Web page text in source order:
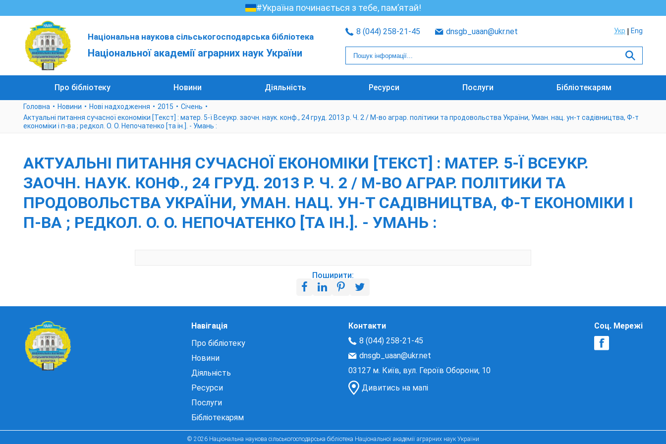
#Україна починається з тебе, пам’ятай!
Національна наукова сільськогосподарська бібліотека
Національної академії аграрних наук України
8 (044) 258-21-45 dnsgb_uaan@ukr.net Укр Eng
Про бібліотеку Новини Діяльність Ресурси Послуги Бібліотекарям
Головна Новини Нові надходження 2015
Cічень
Актуальні питання сучасної економіки [Текст] : матер. 5-ї Всеукр. заочн. наук. конф., 24 груд. 2013 р. Ч. 2 / М-во аграр. політики та продовольства України, Уман. нац. ун-т садівництва, Ф-т
економіки і п-ва ; редкол. О. О. Непочатенко [та ін.]. - Умань :
АКТУАЛЬНІ ПИТАННЯ СУЧАСНОЇ ЕКОНОМІКИ [ТЕКСТ] : МАТЕР. 5-Ї ВСЕУКР.
ЗАОЧН. НАУК. КОНФ., 24 ГРУД. 2013 Р. Ч. 2 / М-ВО АГРАР. ПОЛІТИКИ ТА
ПРОДОВОЛЬСТВА УКРАЇНИ, УМАН. НАЦ. УН-Т САДІВНИЦТВА, Ф-Т ЕКОНОМІКИ І
П-ВА ; РЕДКОЛ. О. О. НЕПОЧАТЕНКО [ТА ІН.]. - УМАНЬ :
Поширити:
Навігація
Про бібліотеку
Новини
Діяльність
Ресурси
Послуги
Бібліотекарям
Контакти
8 (044) 258-21-45
dnsgb_uaan@ukr.net
03127 м. Київ, вул. Героїв Оборони, 10
Дивитись на мапі
Соц. Мережі
© 2026 Національна наукова сільськогосподарська бібліотека Національної академії аграрних наук України